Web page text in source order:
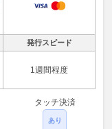
発行スピード
1週間程度
タッチ決済
あり